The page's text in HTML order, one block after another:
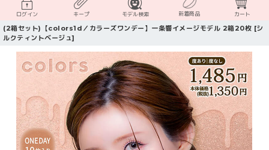
ログイン キープ モデル検索 新着商品 カート
(2箱セット)【colors1d／カラーズワンデー】一条響イメージモデル 2箱20枚 [シ
ルクティントベージュ]